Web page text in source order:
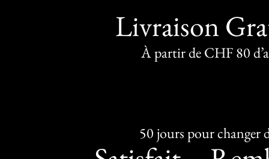
Livraison
À partir de CHF 80
50 jours pour changer